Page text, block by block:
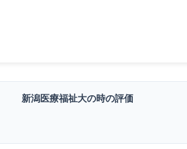
新潟医療福祉大の時の評価